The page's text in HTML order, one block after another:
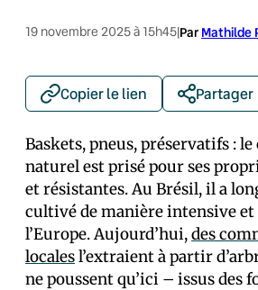
19 novembre 2025 à 15h45|Par Mathilde
Copier le lien Partager
Baskets, pneus, préservatifs :
naturel est prisé pour ses
et résistantes. Au Brésil, il a
cultivé de manière intensive et
l’Europe. Aujourd’hui,des
localesl’extraient à partir
ne poussent qu’ici – issus des